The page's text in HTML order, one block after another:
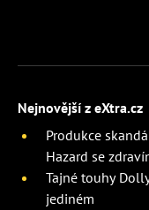
Nejnovější z eXtra.cz
Produkce
Hazard se
Tajné touhy
jediném